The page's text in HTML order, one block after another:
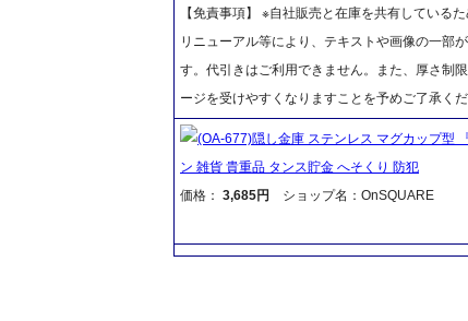
【免責事項】 ※自社販売と在庫を共有している
リニューアル等により、テキストや画像の一部
す。代引きはご利用できません。また、厚さ制
ージを受けやすくなりますことを予めご了承くだ
(OA-677)隠し金庫 ステンレス マグカップ型
ン 雑貨 貴重品 タンス貯金 へそくり 防犯
価格： 3,685円 ショップ名：OnSQUARE